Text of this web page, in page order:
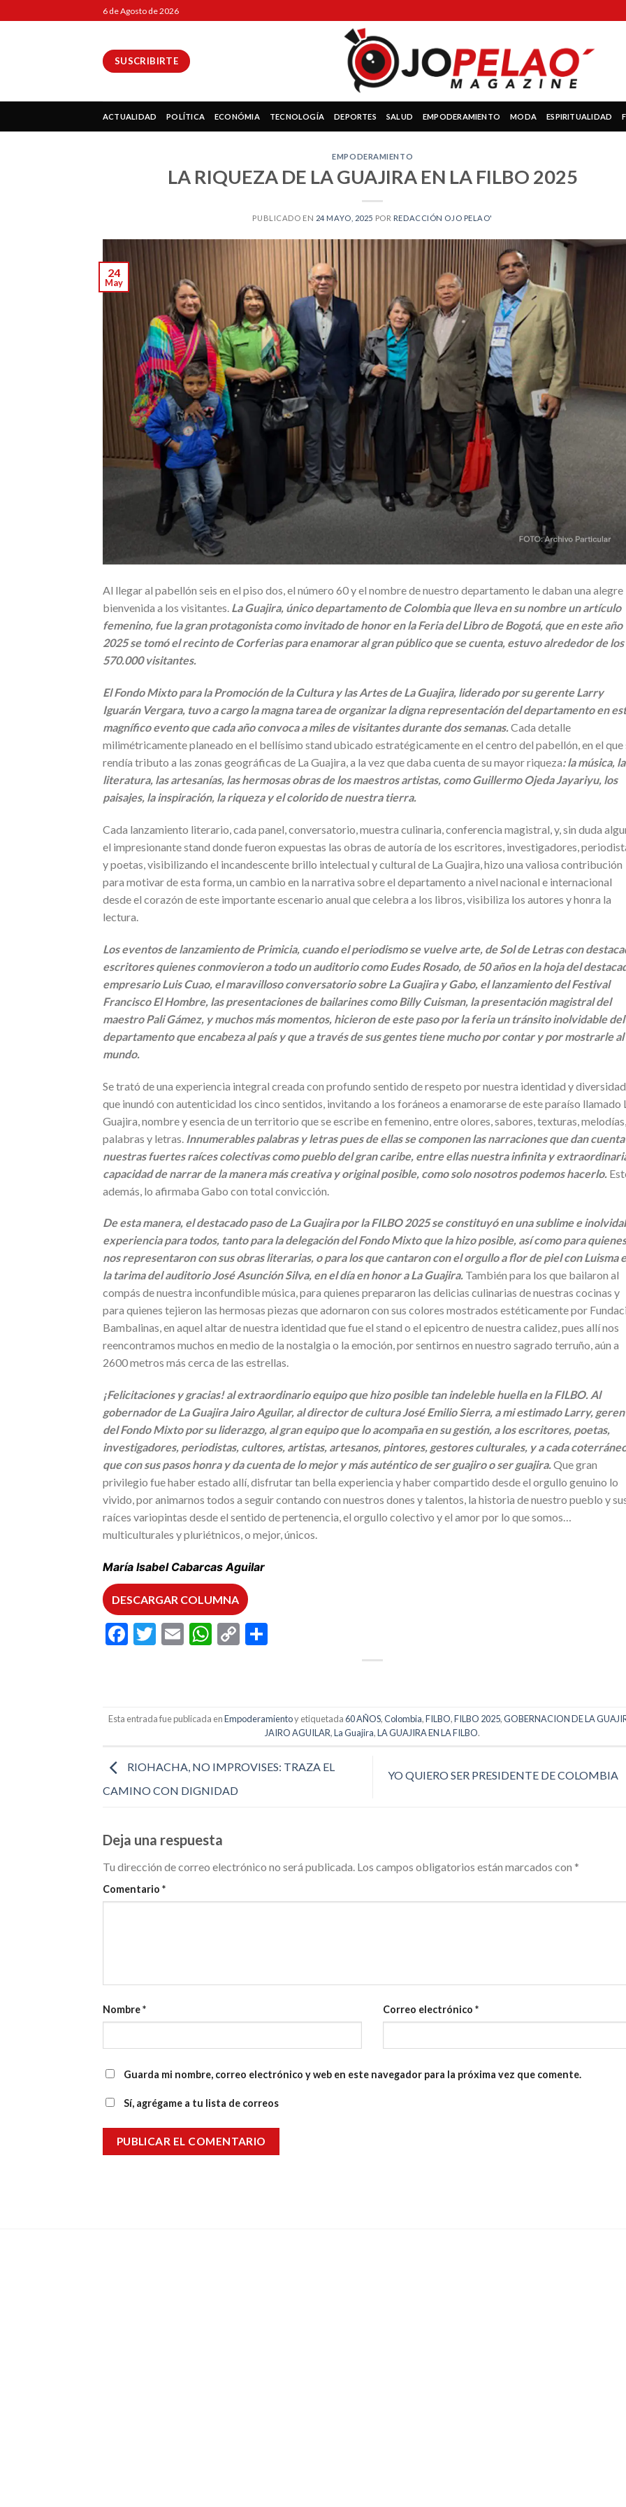
to
6 de Agosto de 2026
SUSCRIBIRTE
ACTUALIDAD POLÍTICA ECONÓMIA TECNOLOGÍA DEPORTES SALUD EMPODERAMIENTO MODA ESPIRITUALIDAD
EMPODERAMIENTO
LA RIQUEZA DE LA GUAJIRA EN LA FILBO 2025
PUBLICADO EN 24 MAYO, 2025 POR REDACCIÓN OJO PELAO'
24
May
Al llegar al pabellón seis en el piso dos, el número 60 y el nombre de nuestro departamento le daban una alegre
bienvenida a los visitantes. La Guajira, único departamento de Colombia que lleva en su nombre un artículo
femenino, fue la gran protagonista como invitado de honor en la Feria del Libro de Bogotá, que en este año
2025 se tomó el recinto de Corferias para enamorar al gran público que se cuenta, estuvo alrededor de los
570.000 visitantes.
El Fondo Mixto para la Promoción de la Cultura y las Artes de La Guajira, liderado por su gerente Larry
Iguarán Vergara, tuvo a cargo la magna tarea de organizar la digna representación del departamento en
magnífico evento que cada año convoca a miles de visitantes durante dos semanas.Cada detalle
milimétricamente planeado en el bellísimo stand ubicado estratégicamente en el centro del pabellón, en el que
rendía tributo a las zonas geográficas de La Guajira, a la vez que daba cuenta de su mayor riqueza: la música, la
literatura, las artesanías, las hermosas obras de los maestros artistas, como Guillermo Ojeda Jayariyu, los
paisajes, la inspiración, la riqueza y el colorido de nuestra tierra.
Cada lanzamiento literario, cada panel, conversatorio, muestra culinaria, conferencia magistral, y, sin duda
el impresionante stand donde fueron expuestas las obras de autoría de los escritores, investigadores,
y poetas, visibilizando el incandescente brillo intelectual y cultural de La Guajira, hizo una valiosa contribución
para motivar de esta forma, un cambio en la narrativa sobre el departamento a nivel nacional e internacional
desde el corazón de este importante escenario anual que celebra a los libros, visibiliza los autores y honra la
lectura.
Los eventos de lanzamiento de Primicia, cuando el periodismo se vuelve arte, de Sol de Letras con
escritores quienes conmovieron a todo un auditorio como Eudes Rosado, de 50 años en la hoja del
empresario Luis Cuao, el maravilloso conversatorio sobre La Guajira y Gabo, el lanzamiento del Festival
Francisco El Hombre, las presentaciones de bailarines como Billy Cuisman, la presentación magistral del
maestro Pali Gámez, y muchos más momentos, hicieron de este paso por la feria un tránsito inolvidable del
departamento que encabeza al país y que a través de sus gentes tiene mucho por contar y por mostrarle al
mundo.
Se trató de una experiencia integral creada con profundo sentido de respeto por nuestra identidad y
que inundó con autenticidad los cinco sentidos, invitando a los foráneos a enamorarse de este paraíso llamado
Guajira, nombre y esencia de un territorio que se escribe en femenino, entre olores, sabores, texturas, melodías,
palabras y letras. Innumerables palabras y letras pues de ellas se componen las narraciones que dan
nuestras fuertes raíces colectivas como pueblo del gran caribe, entre ellas nuestra infinita y
capacidad de narrar de la manera más creativa y original posible, como solo nosotros podemos hacerlo.
además, lo afirmaba Gabo con total convicción.
De esta manera, el destacado paso de La Guajira por la FILBO 2025 se constituyó en una sublime e
experiencia para todos, tanto para la delegación del Fondo Mixto que la hizo posible, así como para quienes
nos representaron con sus obras literarias, o para los que cantaron con el orgullo a flor de piel con Luisma
la tarima del auditorio José Asunción Silva, en el día en honor a La Guajira. También para los que bailaron al
compás de nuestra inconfundible música, para quienes prepararon las delicias culinarias de nuestras cocinas y
para quienes tejieron las hermosas piezas que adornaron con sus colores mostrados estéticamente por
Bambalinas, en aquel altar de nuestra identidad que fue el stand o el epicentro de nuestra calidez, pues allí nos
reencontramos muchos en medio de la nostalgia o la emoción, por sentirnos en nuestro sagrado terruño, aún a
2600 metros más cerca de las estrellas.
¡Felicitaciones y gracias! al extraordinario equipo que hizo posible tan indeleble huella en la FILBO. Al
gobernador de La Guajira Jairo Aguilar, al director de cultura José Emilio Sierra, a mi estimado Larry,
del Fondo Mixto por su liderazgo, al gran equipo que lo acompaña en su gestión, a los escritores, poetas,
investigadores, periodistas, cultores, artistas, artesanos, pintores, gestores culturales, y a cada
que con sus pasos honra y da cuenta de lo mejor y más auténtico de ser guajiro o ser guajira.Que gran
privilegio fue haber estado allí, disfrutar tan bella experiencia y haber compartido desde el orgullo genuino lo
vivido, por animarnos todos a seguir contando con nuestros dones y talentos, la historia de nuestro pueblo y
raíces variopintas desde el sentido de pertenencia, el orgullo colectivo y el amor por lo que somos…
multiculturales y pluriétnicos, o mejor, únicos.
María Isabel Cabarcas Aguilar
DESCARGAR COLUMNA
Facebook
Twitter
EmailWhatsApp
Copy
Esta entrada fue publicada enEmpoderamientoy etiquetada60 AÑOS,Colombia,FILBO,FILBO 2025,GOBERNACION DE LA
JAIRO AGUILAR,La Guajira,LA GUAJIRA EN LA FILBO.
RIOHACHA, NO IMPROVISES: TRAZA EL
CAMINO CON DIGNIDAD
YO QUIERO SER PRESIDENTE DE COLOMBIA
Deja una respuesta
Tu dirección de correo electrónico no será publicada. Los campos obligatorios están marcados con *
Comentario *
Nombre* Correo electrónico*
Guarda mi nombre, correo electrónico y web en este navegador para la próxima vez que comente.
Sí, agrégame a tu lista de correos